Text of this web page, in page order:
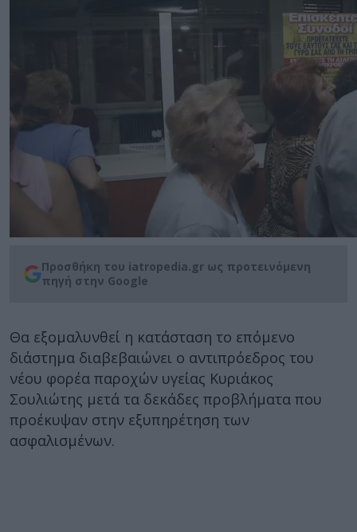
Προσθήκη του iatropedia.gr ως προτεινόμενη
πηγή στην Google
Θα εξομαλυνθεί η κατάσταση το επόμενο
διάστημα διαβεβαιώνει ο αντιπρόεδρος του
νέου φορέα παροχών υγείας Κυριάκος
Σουλιώτης μετά τα δεκάδες προβλήματα που
προέκυψαν στην εξυπηρέτηση των
ασφαλισμένων.